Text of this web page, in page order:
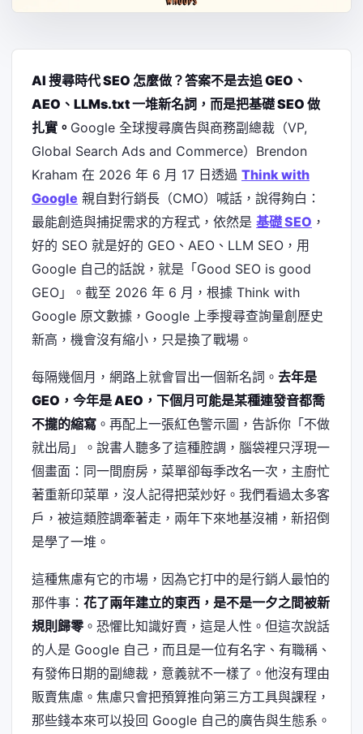
AI 搜尋時代 SEO 怎麼做？答案不是去追 GEO、
AEO、LLMs.txt 一堆新名詞，而是把基礎 SEO 做
扎實。 Google 全球搜尋廣告與商務副總裁（VP,
Global Search Ads and Commerce）Brendon
Kraham 在 2026 年 6 月 17 日透過 Think with
Google 親自對行銷長（CMO）喊話，說得夠白：
最能創造與捕捉需求的方程式，依然是 基礎 SEO ，
好的 SEO 就是好的 GEO、AEO、LLM SEO，用
Google 自己的話說，就是「Good SEO is good
GEO」。截至 2026 年 6 月，根據 Think with
Google 原文數據，Google 上季搜尋查詢量創歷史
新高，機會沒有縮小，只是換了戰場。
每隔幾個月，網路上就會冒出一個新名詞。 去年是
GEO，今年是 AEO，下個月可能是某種連發音都喬
不攏的縮寫 。再配上一張紅色警示圖，告訴你「不做
就出局」。說書人聽多了這種腔調，腦袋裡只浮現一
個畫面：同一間廚房，菜單卻每季改名一次，主廚忙
著重新印菜單，沒人記得把菜炒好。我們看過太多客
戶，被這類腔調牽著走，兩年下來地基沒補，新招倒
是學了一堆。
這種焦慮有它的市場，因為它打中的是行銷人最怕的
那件事： 花了兩年建立的東西，是不是一夕之間被新
規則歸零。恐懼比知識好賣，這是人性。但這次說話
的人是 Google 自己，而且是一位有名字、有職稱、
有發佈日期的副總裁，意義就不一樣了。他沒有理由
販賣焦慮。焦慮只會把預算推向第三方工具與課程，
那些錢本來可以投回 Google 自己的廣告與生態系。